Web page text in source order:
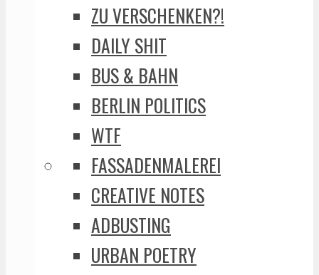
ZU VERSCHENKEN?!
DAILY SHIT
BUS & BAHN
BERLIN POLITICS
WTF
FASSADENMALEREI
CREATIVE NOTES
ADBUSTING
URBAN POETRY